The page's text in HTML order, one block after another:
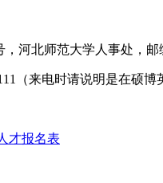
河北师范大学人事处，邮
（来电时请说明是在硕博
才报名表